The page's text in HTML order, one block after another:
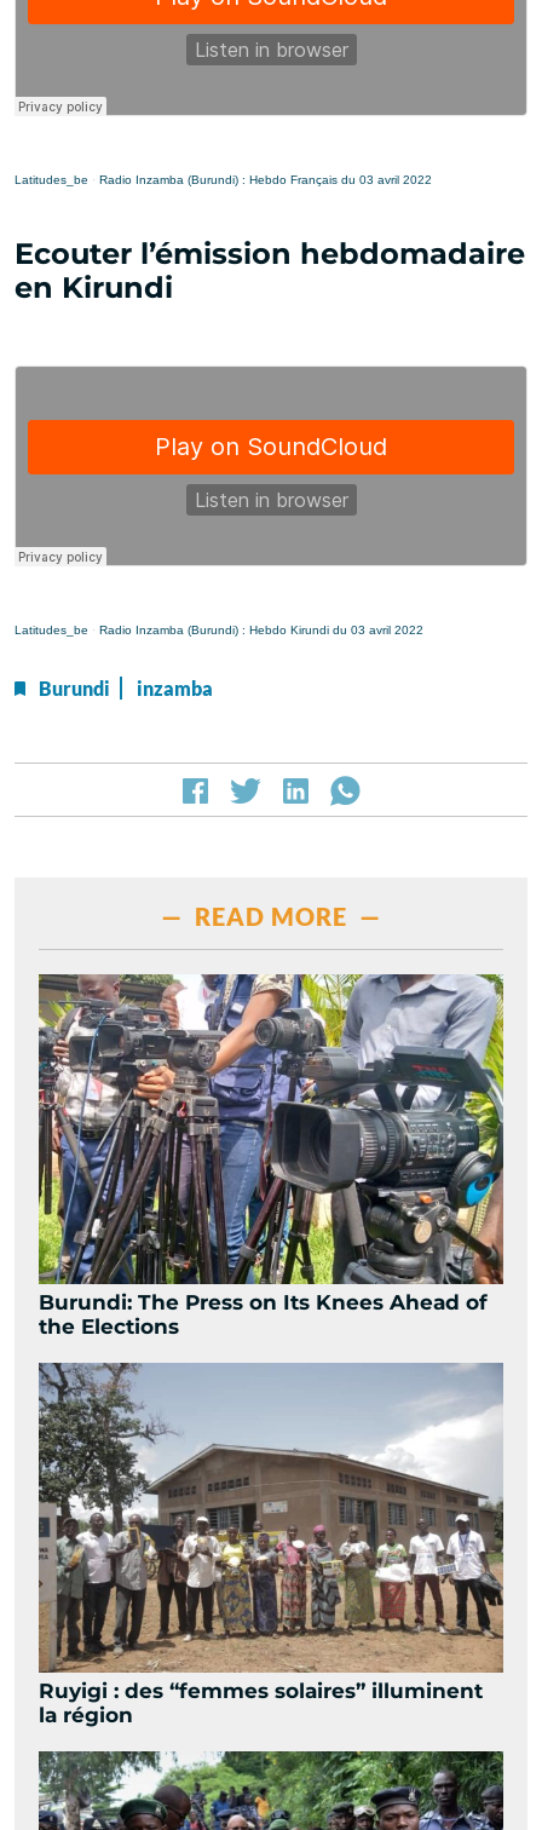
Latitudes_be · Radio Inzamba (Burundi) : Hebdo Français du 03 avril 2022
Ecouter l’émission hebdomadaire
en Kirundi
Latitudes_be · Radio Inzamba (Burundi) : Hebdo Kirundi du 03 avril 2022
Burundi inzamba
— READ MORE —
Burundi: The Press on Its Knees Ahead of
the Elections
Ruyigi : des “femmes solaires” illuminent
la région